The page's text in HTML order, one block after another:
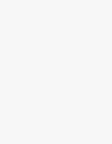
i gustów.